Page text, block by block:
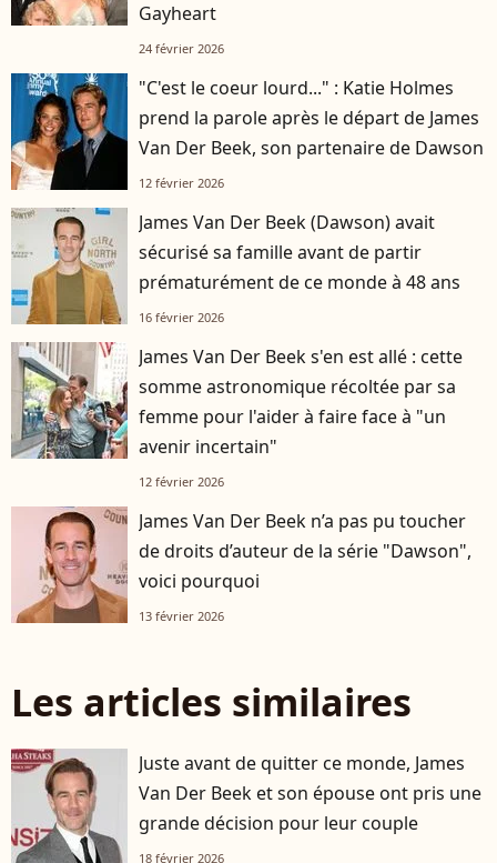
Gayheart
24 février 2026
"C'est le coeur lourd..." : Katie Holmes
prend la parole après le départ de James
Van Der Beek, son partenaire de Dawson
12 février 2026
James Van Der Beek (Dawson) avait
sécurisé sa famille avant de partir
prématurément de ce monde à 48 ans
16 février 2026
James Van Der Beek s'en est allé : cette
somme astronomique récoltée par sa
femme pour l'aider à faire face à "un
avenir incertain"
12 février 2026
James Van Der Beek n’a pas pu toucher
de droits d’auteur de la série "Dawson",
voici pourquoi
13 février 2026
Les articles similaires
Juste avant de quitter ce monde, James
Van Der Beek et son épouse ont pris une
grande décision pour leur couple
18 février 2026